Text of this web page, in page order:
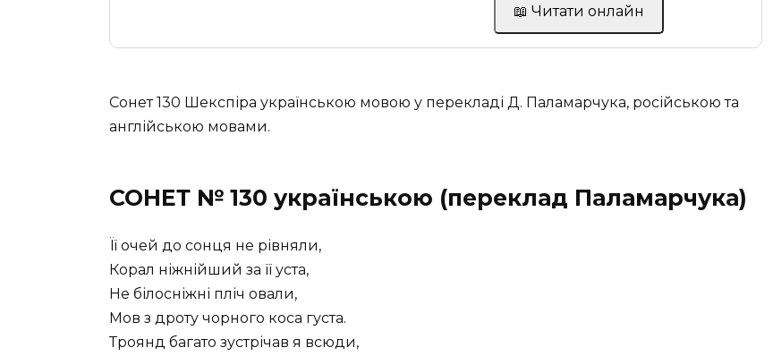
📖 Читати онлайн
Сонет 130 Шекспіра українською мовою у перекладі Д. Паламарчука, російською та
англійською мовами.
СОНЕТ № 130 українською (переклад Паламарчука)
Її очей до сонця не рівняли,
Корал ніжнійший за її уста,
Не білосніжні пліч овали,
Мов з дроту чорного коса густа.
Троянд багато зустрічав я всюди,